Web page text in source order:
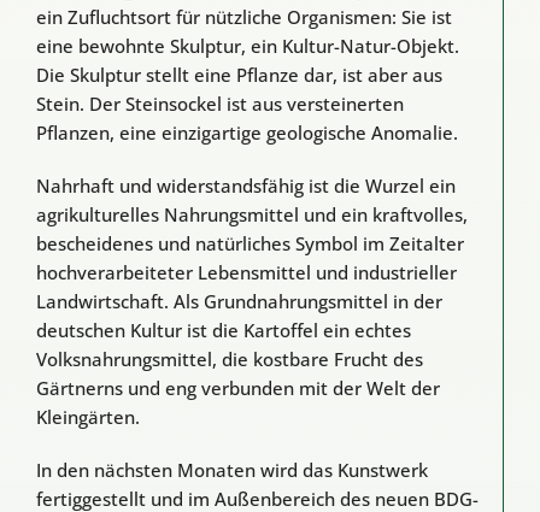
ein Zufluchtsort für nützliche Organismen: Sie ist
eine bewohnte Skulptur, ein Kultur-Natur-Objekt.
Die Skulptur stellt eine Pflanze dar, ist aber aus
Stein. Der Steinsockel ist aus versteinerten
Pflanzen, eine einzigartige geologische Anomalie.
Nahrhaft und widerstandsfähig ist die Wurzel ein
agrikulturelles Nahrungsmittel und ein kraftvolles,
bescheidenes und natürliches Symbol im Zeitalter
hochverarbeiteter Lebensmittel und industrieller
Landwirtschaft. Als Grundnahrungsmittel in der
deutschen Kultur ist die Kartoffel ein echtes
Volksnahrungsmittel, die kostbare Frucht des
Gärtnerns und eng verbunden mit der Welt der
Kleingärten.
In den nächsten Monaten wird das Kunstwerk
fertiggestellt und im Außenbereich des neuen BDG-